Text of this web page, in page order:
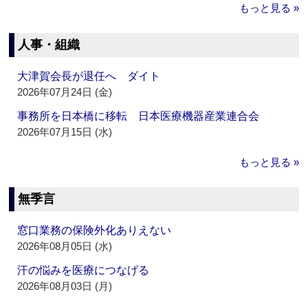
もっと見る »
人事・組織
大津賀会長が退任へ ダイト
2026年07月24日 (金)
事務所を日本橋に移転 日本医療機器産業連合会
2026年07月15日 (水)
もっと見る »
無季言
窓口業務の保険外化ありえない
2026年08月05日 (水)
汗の悩みを医療につなげる
2026年08月03日 (月)